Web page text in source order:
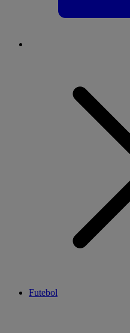
Futebol